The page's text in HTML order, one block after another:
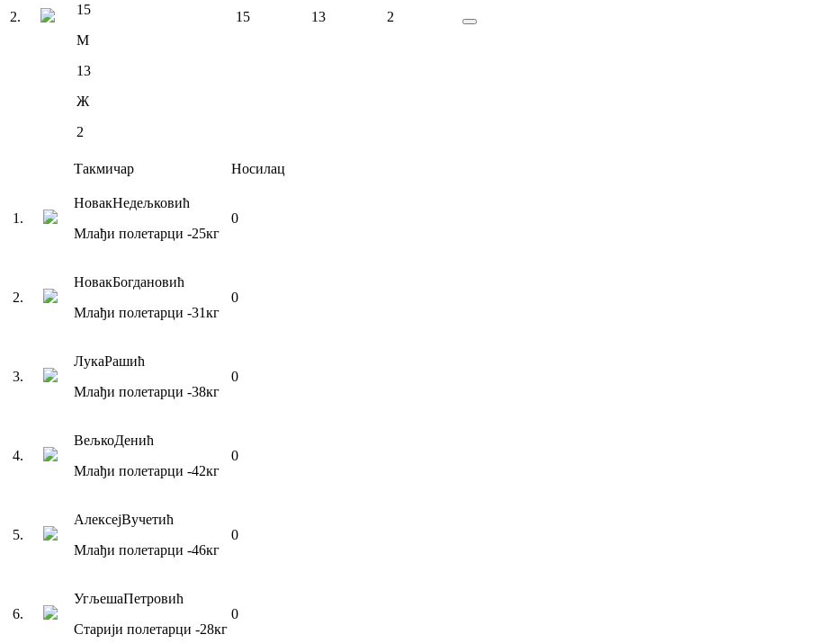
2.
15
М
13
Ж
2
15 13 2
Такмичар Носилац
1 .
НовакНедељковић
Млађи полетарци -25кг
0
2.
НовакБогдановић
Млађи полетарци -31кг
0
3.
ЛукаРашић
Млађи полетарци -38кг
0
4.
ВељкоДенић
Млађи полетарци -42кг
0
5.
АлексејВучетић
Млађи полетарци -46кг
0
6.
УгљешаПетровић
Старији полетарци -28кг
0